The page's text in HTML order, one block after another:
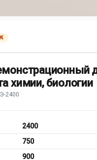
химии, биологии
2400
2400
750
900